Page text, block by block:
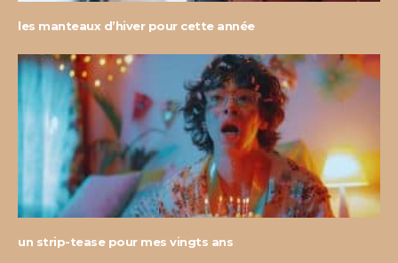
les manteaux d’hiver pour cette année
un strip-tease pour mes vingts ans